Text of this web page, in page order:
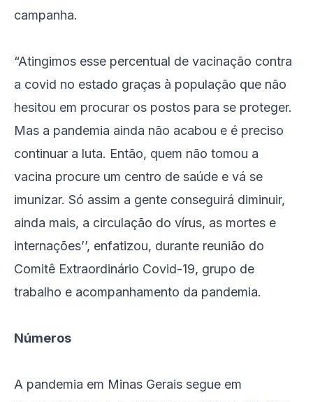
campanha.
“Atingimos esse percentual de vacinação contra
a covid no estado graças à população que não
hesitou em procurar os postos para se proteger.
Mas a pandemia ainda não acabou e é preciso
continuar a luta. Então, quem não tomou a
vacina procure um centro de saúde e vá se
imunizar. Só assim a gente conseguirá diminuir,
ainda mais, a circulação do vírus, as mortes e
internações’’, enfatizou, durante reunião do
Comitê Extraordinário Covid-19, grupo de
trabalho e acompanhamento da pandemia.
Números
A pandemia em Minas Gerais segue em